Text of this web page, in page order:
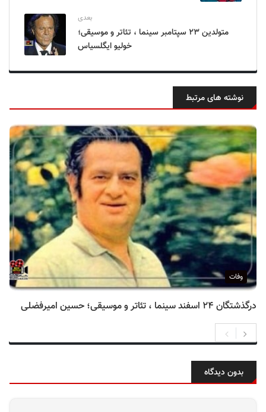
بعدی
متولدین ۲۳ سپتامبر سینما ، تئاتر و موسیقی؛
خولیو ایگلسیاس
نوشته های مرتبط
وفات
درگذشتگان ۲۴ اسفند سینما ، تئاتر و موسیقی؛ حسین امیرفضلی
بدون دیدگاه